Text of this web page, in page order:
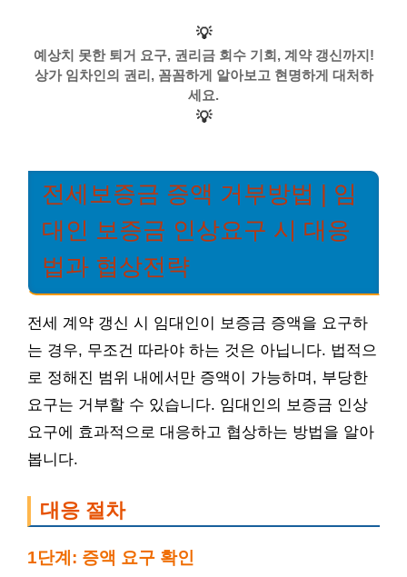
💡
예상치 못한 퇴거 요구, 권리금 회수 기회, 계약 갱신까지!
상가 임차인의 권리, 꼼꼼하게 알아보고 현명하게 대처하
세요.
💡
전세보증금 증액 거부방법 | 임
대인 보증금 인상요구 시 대응
법과 협상전략
전세 계약 갱신 시 임대인이 보증금 증액을 요구하
는 경우, 무조건 따라야 하는 것은 아닙니다. 법적으
로 정해진 범위 내에서만 증액이 가능하며, 부당한
요구는 거부할 수 있습니다. 임대인의 보증금 인상
요구에 효과적으로 대응하고 협상하는 방법을 알아
봅니다.
대응 절차
1단계: 증액 요구 확인